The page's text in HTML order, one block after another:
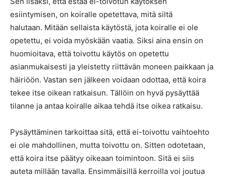
esiintymisen, on koiralle opetettava, mitä siltä
halutaan. Mitään sellaista käytöstä, jota koiralle ei ole
opetettu, ei voida myöskään vaatia. Siksi aina ensin on
huomioitava, että toivottu käytös on opetettu
asianmukaisesti ja yleistetty riittävän moneen paikkaan ja
häiriöön. Vastan sen jälkeen voidaan odottaa, että koira
tekee itse oikean ratkaisun. Tällöin on hyvä pysäyttää
tilanne ja antaa koiralle aikaa tehdä itse oikea ratkaisu.
Pysäyttäminen tarkoittaa sitä, että ei-toivottu vaihtoehto
ei ole mahdollinen, mutta toivottu on. Sitten odotetaan,
että koira itse päätyy oikeaan toimintoon. Sitä ei siis
auteta millään tavalla. Ensimmäisillä kerroilla voi joutua